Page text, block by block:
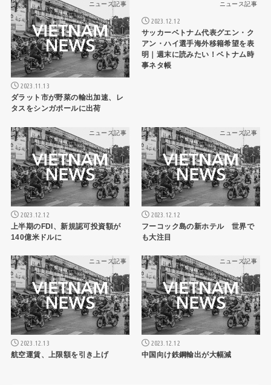
ニュース記事
2023.11.13
ダラット市が野菜の輸出加速、レ
タスをシンガポールに出荷
ニュース記事
2023.12.12
サッカーベトナム代表グエン・ク
アン・ハイ選手海外移籍希望を表
明｜週末に読みたい！ベトナム時
事ネタ帳
ニュース記事
2023.12.12
上半期のFDI、新規認可投資額が
140億米ドルに
ニュース記事
2023.12.12
フーコック島の新ホテル 世界で
も大注目
ニュース記事
2023.12.13
航空運賃、上限額を引き上げ
ニュース記事
2023.12.12
中国向け鉄鋼輸出が大幅減